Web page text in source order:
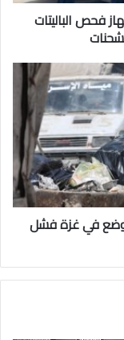
فحص الباليتات
في غزة فشل